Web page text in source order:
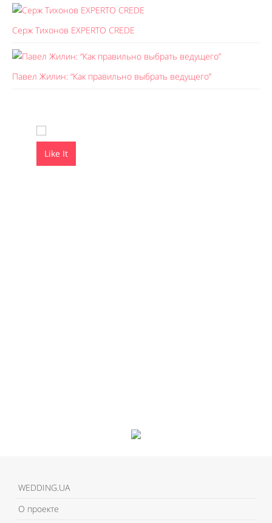
Серж Тихонов EXPERTO CREDE
Павел Жилин: “Как правильно выбрать ведущего”
Like It
WEDDING.UA
О проекте